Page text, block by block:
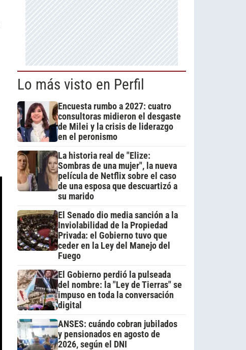
Lo más visto en Perfil
Encuesta rumbo a 2027: cuatro
consultoras midieron el desgaste
de Milei y la crisis de liderazgo
en el peronismo
La historia real de "Elize:
Sombras de una mujer", la nueva
película de Netflix sobre el caso
de una esposa que descuartizó a
su marido
El Senado dio media sanción a la
Inviolabilidad de la Propiedad
Privada: el Gobierno tuvo que
ceder en la Ley del Manejo del
Fuego
El Gobierno perdió la pulseada
del nombre: la "Ley de Tierras" se
impuso en toda la conversación
digital
ANSES: cuándo cobran jubilados
y pensionados en agosto de
2026, según el DNI